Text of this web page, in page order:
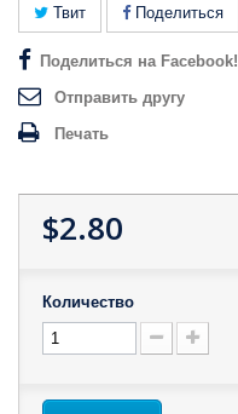
Твит Поделиться
Поделиться на Facebook!
Отправить другу
Печать
$2.80
Количество